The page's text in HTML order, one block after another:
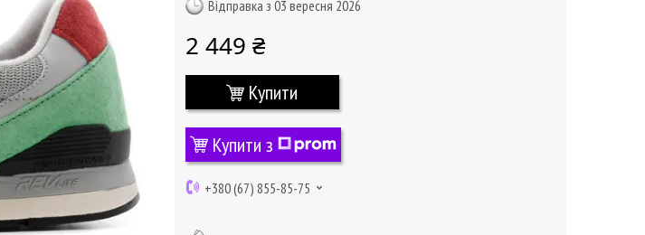
Відправка з 03 вересня 2026
2 449 ₴
Купити
Купити з
+380 (67) 855-85-75